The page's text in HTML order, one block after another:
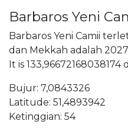
Barbaros Yeni
Barbaros Yeni Camii
dan Mekkah adalah
It is 133,96672168038174
Bujur: 7,0843326
Latitude: 51,4893942
Ketinggian: 54